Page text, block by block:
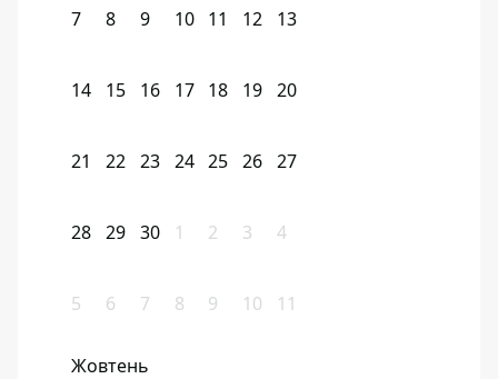
7 8 9 10 11 12 13
14 15 16 17 18 19 20
21 22 23 24 25 26 27
28 29 30 1 2 3 4
5 6 7 8 9 10 11
Жовтень